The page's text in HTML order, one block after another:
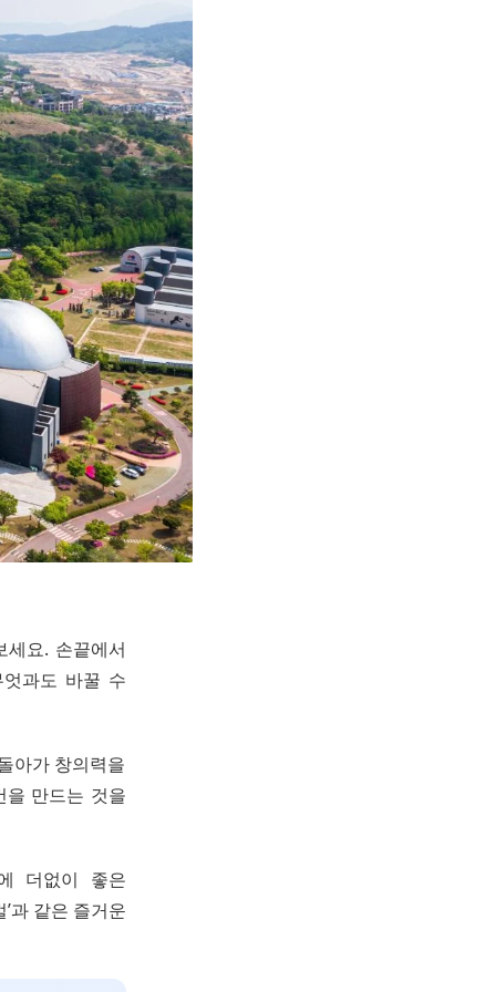
요. 손끝에서
과도 바꿀 수
아가 창의력을
을 만드는 것을
더없이 좋은
과 같은 즐거운